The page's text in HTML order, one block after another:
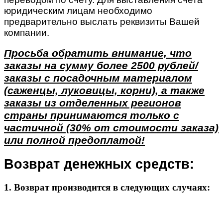
юридическим лицам необходимо
предварительно выслать реквизиты Вашей
компании.
Просьба обратить внимание, что
заказы на сумму более 2500 рублей/
заказы с посадочным материалом
(саженцы, луковицы, корни), а также
заказы из отделенных регионов
страны принимаются только с
частичной (30% от стоимости заказа)
или полной предоплатой!
Возврат денежных средств:
1. Возврат производится в следующих случаях: